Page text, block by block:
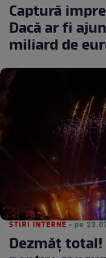
Captură
Dacă ar fi
miliard de
STIRI INTERNE • pe
Dezmăţ total!